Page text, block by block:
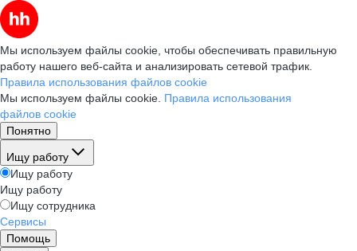
Мы используем файлы cookie, чтобы обеспечивать правильную
работу нашего веб-сайта и анализировать сетевой трафик.
Правила использования файлов cookie
Мы используем файлы cookie. Правила использования
файлов cookie
Понятно
Ищу работу
Ищу работу
Ищу работу
Ищу сотрудника
Сервисы
Помощь